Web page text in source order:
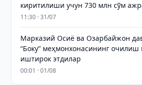
киритилиши учун 730 млн сўм
11:30 · 31/07
Марказий Осиё ва Озарбайжон
“Боку” меҳмонхонасининг
иштирок этдилар
00:01 · 01/08